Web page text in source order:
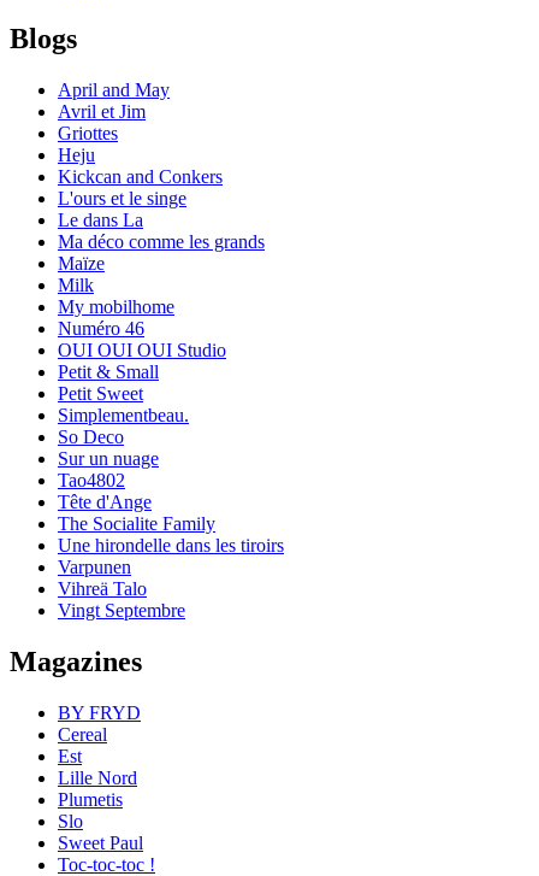
Blogs
April and May
Avril et Jim
Griottes
Heju
Kickcan and Conkers
L'ours et le singe
Le dans La
Ma déco comme les grands
Maïze
Milk
My mobilhome
Numéro 46
OUI OUI OUI Studio
Petit & Small
Petit Sweet
Simplementbeau.
So Deco
Sur un nuage
Tao4802
Tête d'Ange
The Socialite Family
Une hirondelle dans les tiroirs
Varpunen
Vihreä Talo
Vingt Septembre
Magazines
BY FRYD
Cereal
Est
Lille Nord
Plumetis
Slo
Sweet Paul
Toc-toc-toc !